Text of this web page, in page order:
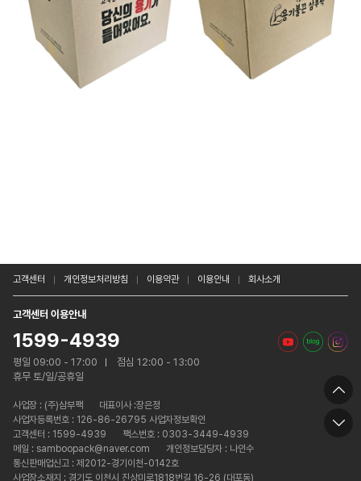
고객센터 개인정보처리방침 이용약관 이용안내 회사소개
고객센터 이용안내
1599-4939
평일 09:00 - 17:00
점심 12:00 - 13:00
휴무 토/일/공휴일
사업장 : (주)삼부팩
대표이사 :장은정
사업자등록번호 : 126-86-26795 사업자정보확인
고객센터 : 1599-4939
팩스번호 : 0303-3449-4939
메일 : samboopack@naver.com
개인정보담당자 : 나인수
통신판매업신고 : 제2012-경기이천-0142호
사업장소재지 : 경기도 이천시 진상미로1818번길 16-26 (대포동)